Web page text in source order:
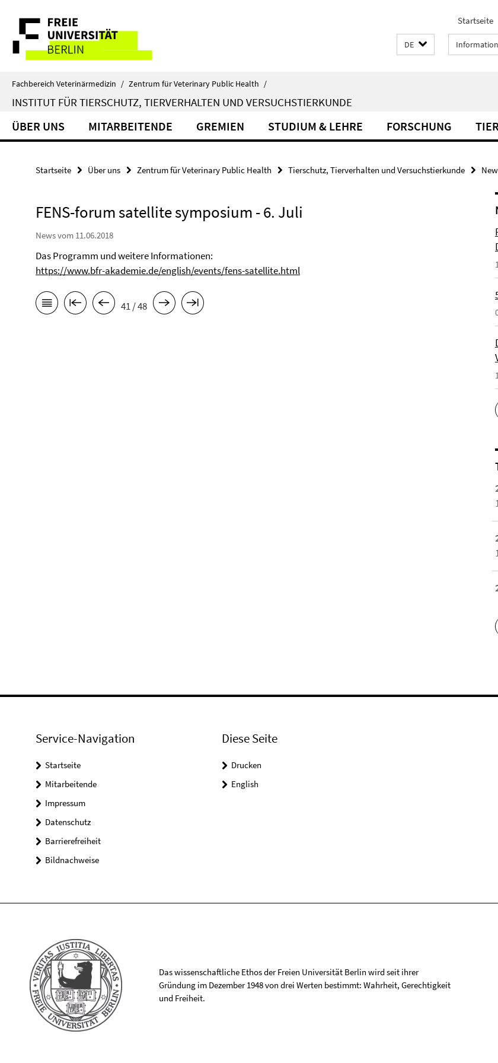
direkt
Inhalt
Service-
Navigation
Startseite
DE
Fachbereich Veterinärmedizin / Zentrum für Veterinary Public Health /
INSTITUT FÜR TIERSCHUTZ, TIERVERHALTEN UND VERSUCHSTIERKUNDE
ÜBER UNS MITARBEITENDE GREMIEN STUDIUM & LEHRE FORSCHUNG
Startseite Über uns Zentrum für Veterinary Public Health Tierschutz, Tierverhalten und Versuchstierkunde
FENS-forum satellite symposium - 6. Juli
News vom 11.06.2018
Das Programm und weitere Informationen:
https://www.bfr-akademie.de/english/events/fens-satellite.html
41 / 48
Service-Navigation
Startseite
Mitarbeitende
Impressum
Datenschutz
Barrierefreiheit
Bildnachweise
Diese Seite
Drucken
English
Das wissenschaftliche Ethos der Freien Universität Berlin wird seit ihrer
Gründung im Dezember 1948 von drei Werten bestimmt: Wahrheit, Gerechtigkeit
und Freiheit.